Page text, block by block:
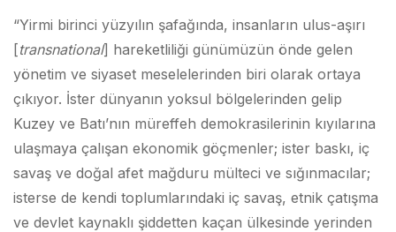
“Yirmi birinci yüzyılın şafağında, insanların ulus-aşırı
[transnational] hareketliliği günümüzün önde gelen
yönetim ve siyaset meselelerinden biri olarak ortaya
çıkıyor. İster dünyanın yoksul bölgelerinden gelip
Kuzey ve Batı’nın müreffeh demokrasilerinin kıyılarına
ulaşmaya çalışan ekonomik göçmenler; ister baskı, iç
savaş ve doğal afet mağduru mülteci ve sığınmacılar;
isterse de kendi toplumlarındaki iç savaş, etnik çatışma
ve devlet kaynaklı şiddetten kaçan ülkesinde yerinden